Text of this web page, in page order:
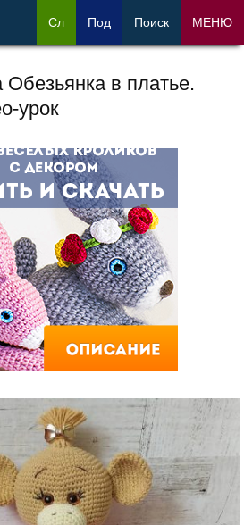
Обезьянка в платье.
урок
Сл Под Поиск МЕНЮ